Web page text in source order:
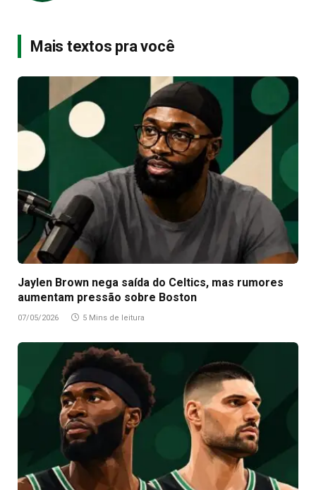
Mais textos pra você
Jaylen Brown nega saída do Celtics, mas rumores
aumentam pressão sobre Boston
07/05/2026 5 Mins de leitura